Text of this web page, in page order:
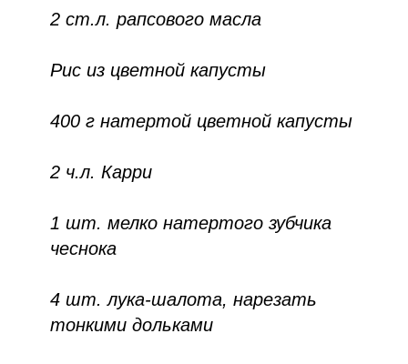
2 ст.л. рапсового масла
Рис из цветной капусты
400 г натертой цветной капусты
2 ч.л. Карри
1 шт. мелко натертого зубчика
чеснока
4 шт. лука-шалота, нарезать
тонкими дольками